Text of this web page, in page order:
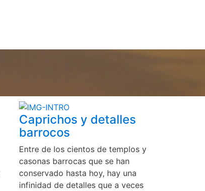
Caprichos y detalles
barrocos
Entre de los cientos de templos y
casonas barrocas que se han
conservado hasta hoy, hay una
infinidad de detalles que a veces